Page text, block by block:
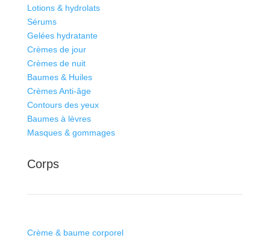
Lotions & hydrolats
Sérums
Gelées hydratante
Crèmes de jour
Crèmes de nuit
Baumes & Huiles
Crèmes Anti-âge
Contours des yeux
Baumes à lèvres
Masques & gommages
Corps
Crème & baume corporel